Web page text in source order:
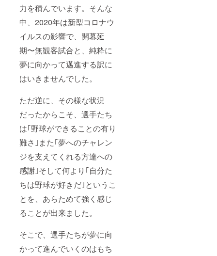
力を積んでいます。そんな
中、2020年は新型コロナウ
イルスの影響で、開幕延
期〜無観客試合と、純粋に
夢に向かって邁進する訳に
はいきませんでした。
ただ逆に、その様な状況
だったからこそ、選手たち
は｢野球ができることの有り
難さ｣また｢夢へのチャレン
ジを支えてくれる方達への
感謝｣そして何より｢自分た
ちは野球が好きだ｣というこ
とを、あらためて強く感じ
ることが出来ました。
そこで、選手たちが夢に向
かって進んでいくのはもち